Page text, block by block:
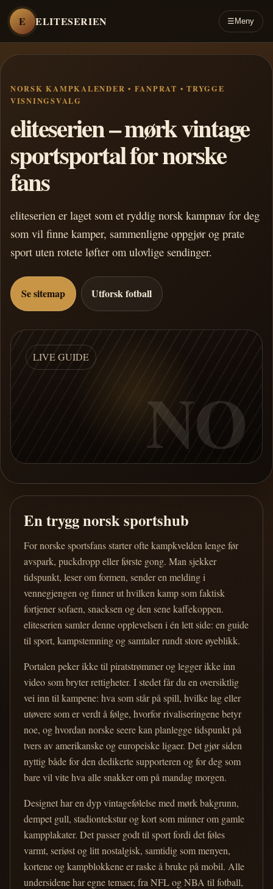
E ELITESERIEN ☰ Meny
NORSK KAMPKALENDER • FANPRAT • TRYGGE
VISNINGSVALG
eliteserien – mørk vintage
sportsportal for norske
fans
eliteserien er laget som et ryddig norsk kampnav for deg
som vil finne kamper, sammenligne oppgjør og prate
sport uten rotete løfter om ulovlige sendinger.
Se sitemap Utforsk fotball
LIVE GUIDE
NO
En trygg norsk sportshub
For norske sportsfans starter ofte kampkvelden lenge før
avspark, puckdropp eller første gong. Man sjekker
tidspunkt, leser om formen, sender en melding i
vennegjengen og finner ut hvilken kamp som faktisk
fortjener sofaen, snacksen og den sene kaffekoppen.
eliteserien samler denne opplevelsen i én lett side: en guide
til sport, kampstemning og samtaler rundt store øyeblikk.
Portalen peker ikke til piratstrømmer og legger ikke inn
video som bryter rettigheter. I stedet får du en oversiktlig
vei inn til kampene: hva som står på spill, hvilke lag eller
utøvere som er verdt å følge, hvorfor rivaliseringene betyr
noe, og hvordan norske seere kan planlegge tidspunkt på
tvers av amerikanske og europeiske ligaer. Det gjør siden
nyttig både for den dedikerte supporteren og for deg som
bare vil vite hva alle snakker om på mandag morgen.
Designet har en dyp vintagefølelse med mørk bakgrunn,
dempet gull, stadiontekstur og kort som minner om gamle
kampplakater. Det passer godt til sport fordi det føles
varmt, seriøst og litt nostalgisk, samtidig som menyen,
kortene og kampblokkene er raske å bruke på mobil. Alle
undersidene har egne temaer, fra NFL og NBA til fotball,